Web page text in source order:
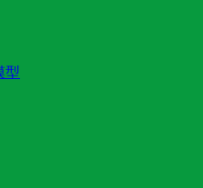
型